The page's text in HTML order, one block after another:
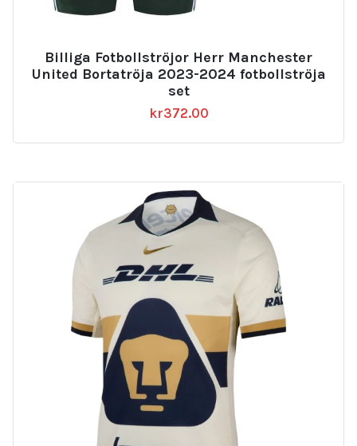
Billiga Fotbollströjor Herr Manchester
United Bortatröja 2023-2024 fotbollströja
set
kr372.00